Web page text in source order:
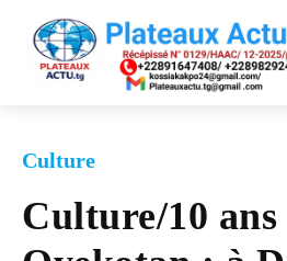
Culture
Culture/10